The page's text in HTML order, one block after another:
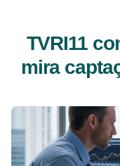
TVRI11
mira